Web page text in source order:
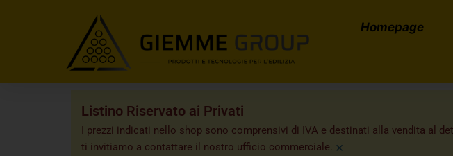
Homepage
Listino Riservato ai Privati
I prezzi indicati nello shop sono comprensivi di IVA e destinati alla vendita al
ti invitiamo a contattare il nostro ufficio commerciale. ×